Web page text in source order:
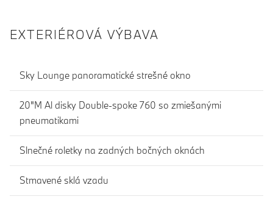
EXTERIÉROVÁ VÝBAVA
Sky Lounge panoramatické strešné okno
20"M Al disky Double-spoke 760 so zmiešanými
pneumatikami
Slnečné roletky na zadných bočných oknách
Stmavené sklá vzadu